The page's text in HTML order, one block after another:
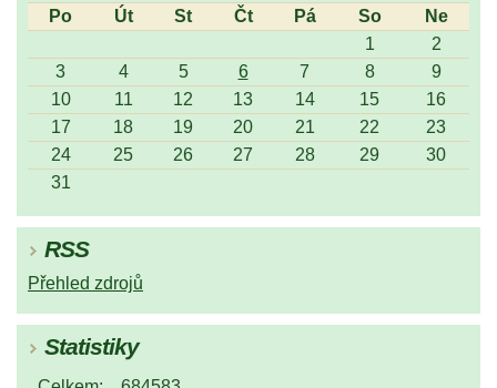
Po
Út St Čt Pá So
Ne
1
2
3
4 5 6 7 8
9
10
11 12 13 14 15
16
17
18 19 20 21 22
23
24
25 26 27 28 29
30
31
RSS
Přehled zdrojů
Statistiky